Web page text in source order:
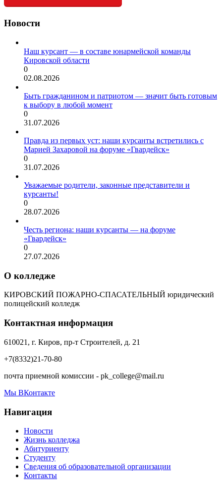
Новости
Наш курсант — в составе юнармейской команды
Кировской области
0
02.08.2026
Быть гражданином и патриотом — значит быть готовым
к выбору в любой момент
0
31.07.2026
Правда из первых уст: наши курсанты встретились с
Марией Захаровой на форуме «Гвардейск»
0
31.07.2026
Уважаемые родители, законные представители и
курсанты!
0
28.07.2026
Честь региона: наши курсанты — на форуме
«Гвардейск»
0
27.07.2026
О колледже
КИРОВСКИЙ ПОЖАРНО-СПАСАТЕЛЬНЫЙ юридический
полицейский колледж
Контактная информация
610021, г. Киров, пр-т Строителей, д. 21
+7(8332)21-70-80
почта приемной комиссии - pk_college@mail.ru
Мы ВКонтакте
Навигация
Новости
Жизнь колледжа
Абитуриенту
Студенту
Сведения об образовательной организации
Контакты